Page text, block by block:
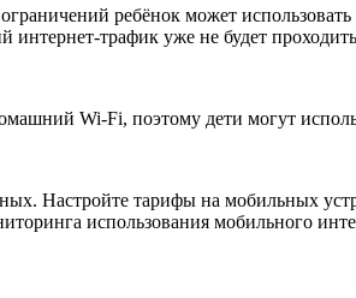
ребёнок может
трафик уже не будет
Wi-Fi, поэтому дети могут
Настройте тарифы на мобильных
использования мобильного